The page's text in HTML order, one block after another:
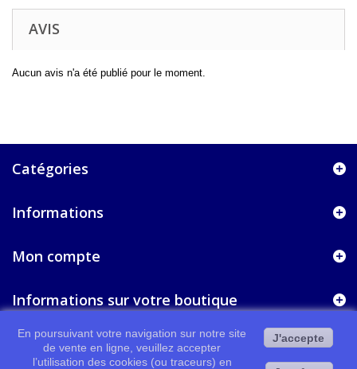
AVIS
Aucun avis n'a été publié pour le moment.
Catégories
Informations
Mon compte
Informations sur votre boutique
En poursuivant votre navigation sur notre site
de vente en ligne, veuillez accepter
l’utilisation des cookies (ou traceurs) en
J'accepte